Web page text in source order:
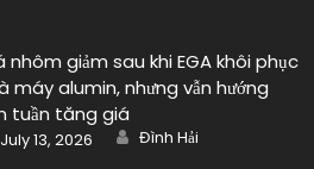
nhôm giảm sau khi EGA khôi phục
máy alumin, nhưng vẫn hướng
tuần tăng giá
Posted
on
July 13, 2026 Author
Đình Hải